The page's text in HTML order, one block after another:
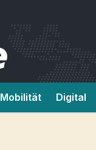
Mobilität Digital